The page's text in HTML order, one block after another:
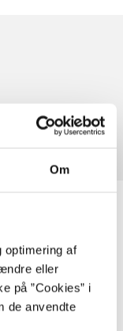
Om
optimering af
eller
på ”Cookies” i
de anvendte